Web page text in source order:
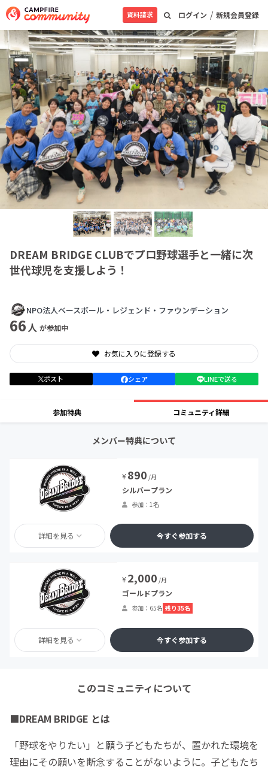
ログイン / 新規会員登録
資料請求
DREAM BRIDGE CLUBでプロ野球選手と一緒に次
世代球児を支援しよう！
NPO法人ベースボール・レジェンド・ファウンデーション
66人 が参加中
お気に入りに登録する
ポスト シェア LINEで送る
参加特典 コミュニティ詳細
メンバー特典について
¥890 /月
シルバープラン
参加：1名
詳細を見る 今すぐ参加する
¥2,000 /月
ゴールドプラン
参加：65名 残り35名
詳細を見る 今すぐ参加する
このコミュニティについて
■DREAM BRIDGE とは
「野球をやりたい」と願う子どもたちが、置かれた環境を
理由にその願いを断念することがないように。子どもたち